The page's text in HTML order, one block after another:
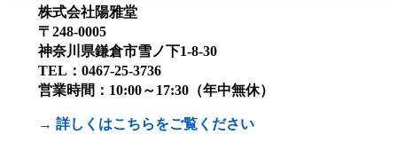
株式会社陽雅堂
〒248-0005
神奈川県鎌倉市雪ノ下1-8-30
TEL：0467-25-3736
営業時間：10:00～17:30（年中無休）
→ 詳しくはこちらをご覧ください